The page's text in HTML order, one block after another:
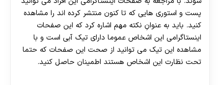
پست و استوری هایی که تا کنون منتشر کرده اند را مشاهده
کنید. باید به عنوانِ نکته مهم اشاره کرد که این صفحات
اینستاگرامی این اشخاص عموما دارای تیک آبی است و با
مشاهده این تیک می توانید از صحت این صفحات که حتما
تحت نظارت این اشخاص هستند اطمینان حاصل کنید.